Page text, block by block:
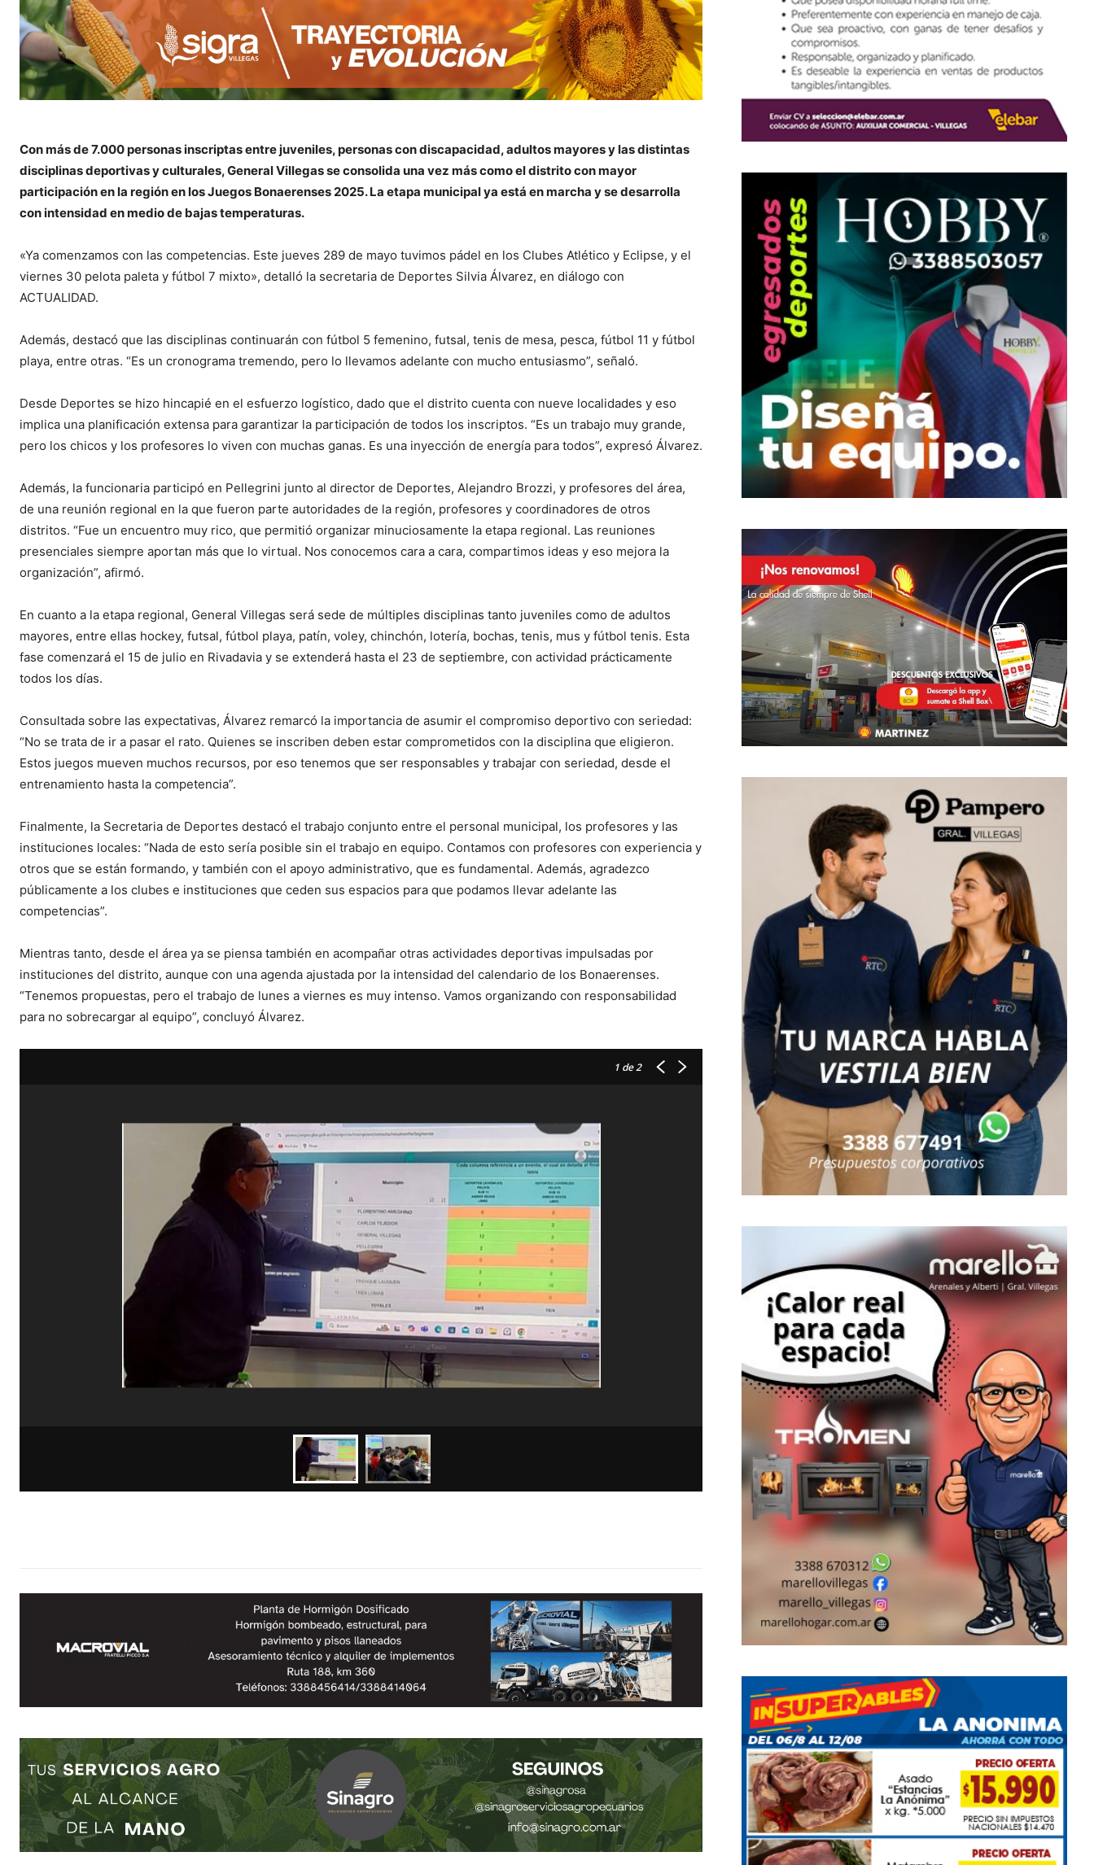
Con más de 7.000 personas inscriptas entre juveniles, personas con discapacidad, adultos mayores y las distintas
disciplinas deportivas y culturales, General Villegas se consolida una vez más como el distrito con mayor
participación en la región en los Juegos Bonaerenses 2025. La etapa municipal ya está en marcha y se desarrolla
con intensidad en medio de bajas temperaturas.
«Ya comenzamos con las competencias. Este jueves 289 de mayo tuvimos pádel en los Clubes Atlético y Eclipse, y el
viernes 30 pelota paleta y fútbol 7 mixto», detalló la secretaria de Deportes Silvia Álvarez, en diálogo con
ACTUALIDAD.
Además, destacó que las disciplinas continuarán con fútbol 5 femenino, futsal, tenis de mesa, pesca, fútbol 11 y fútbol
playa, entre otras. “Es un cronograma tremendo, pero lo llevamos adelante con mucho entusiasmo”, señaló.
Desde Deportes se hizo hincapié en el esfuerzo logístico, dado que el distrito cuenta con nueve localidades y eso
implica una planificación extensa para garantizar la participación de todos los inscriptos. “Es un trabajo muy grande,
pero los chicos y los profesores lo viven con muchas ganas. Es una inyección de energía para todos”, expresó Álvarez.
Además, la funcionaria participó en Pellegrini junto al director de Deportes, Alejandro Brozzi, y profesores del área,
de una reunión regional en la que fueron parte autoridades de la región, profesores y coordinadores de otros
distritos. “Fue un encuentro muy rico, que permitió organizar minuciosamente la etapa regional. Las reuniones
presenciales siempre aportan más que lo virtual. Nos conocemos cara a cara, compartimos ideas y eso mejora la
organización”, afirmó.
En cuanto a la etapa regional, General Villegas será sede de múltiples disciplinas tanto juveniles como de adultos
mayores, entre ellas hockey, futsal, fútbol playa, patín, voley, chinchón, lotería, bochas, tenis, mus y fútbol tenis. Esta
fase comenzará el 15 de julio en Rivadavia y se extenderá hasta el 23 de septiembre, con actividad prácticamente
todos los días.
Consultada sobre las expectativas, Álvarez remarcó la importancia de asumir el compromiso deportivo con seriedad:
“No se trata de ir a pasar el rato. Quienes se inscriben deben estar comprometidos con la disciplina que eligieron.
Estos juegos mueven muchos recursos, por eso tenemos que ser responsables y trabajar con seriedad, desde el
entrenamiento hasta la competencia”.
Finalmente, la Secretaria de Deportes destacó el trabajo conjunto entre el personal municipal, los profesores y las
instituciones locales: “Nada de esto sería posible sin el trabajo en equipo. Contamos con profesores con experiencia y
otros que se están formando, y también con el apoyo administrativo, que es fundamental. Además, agradezco
públicamente a los clubes e instituciones que ceden sus espacios para que podamos llevar adelante las
competencias”.
Mientras tanto, desde el área ya se piensa también en acompañar otras actividades deportivas impulsadas por
instituciones del distrito, aunque con una agenda ajustada por la intensidad del calendario de los Bonaerenses.
“Tenemos propuestas, pero el trabajo de lunes a viernes es muy intenso. Vamos organizando con responsabilidad
para no sobrecargar al equipo”, concluyó Álvarez.
1 de 2